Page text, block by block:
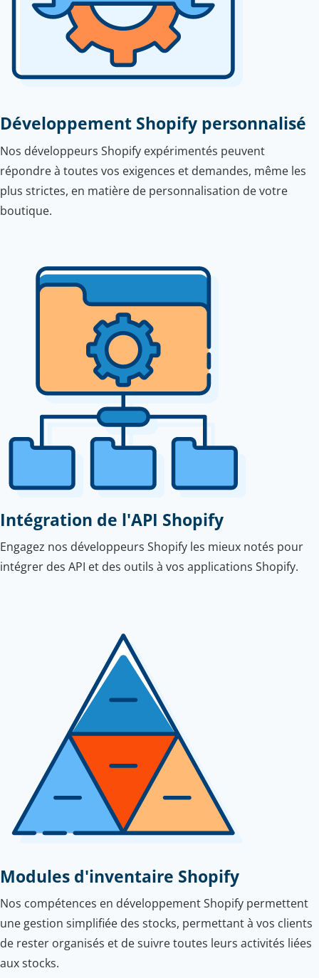
Développement Shopify personnalisé
Nos développeurs Shopify expérimentés peuvent
répondre à toutes vos exigences et demandes, même les
plus strictes, en matière de personnalisation de votre
boutique.
Intégration de l'API Shopify
Engagez nos développeurs Shopify les mieux notés pour
intégrer des API et des outils à vos applications Shopify.
Modules d'inventaire Shopify
Nos compétences en développement Shopify permettent
une gestion simplifiée des stocks, permettant à vos clients
de rester organisés et de suivre toutes leurs activités liées
aux stocks.